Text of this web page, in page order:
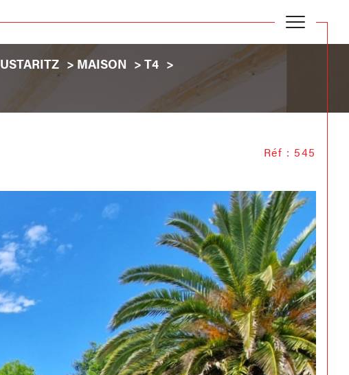
USTARITZ MAISON
T4
Réf : 545